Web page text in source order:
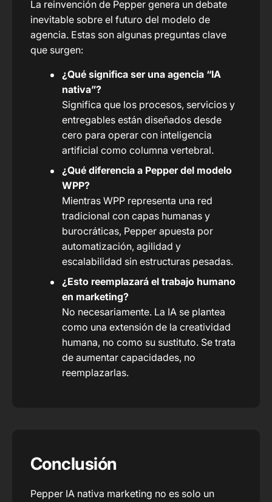
La reinvención de Pepper genera un debate
inevitable sobre el futuro del modelo de
agencia. Estas son algunas preguntas clave
que surgen:
¿Qué significa ser una agencia “IA
nativa”?
Significa que los procesos, servicios y
entregables están diseñados desde
cero para operar con inteligencia
artificial como columna vertebral.
¿Qué diferencia a Pepper del modelo
WPP?
Mientras WPP representa una red
tradicional con capas humanas y
burocráticas, Pepper apuesta por
automatización, agilidad y
escalabilidad sin estructuras pesadas.
¿Esto reemplazará el trabajo humano
en marketing?
No necesariamente. La IA se plantea
como una extensión de la creatividad
humana, no como su sustituto. Se trata
de aumentar capacidades, no
reemplazarlas.
Conclusión
Pepper IA nativa marketing no es solo un